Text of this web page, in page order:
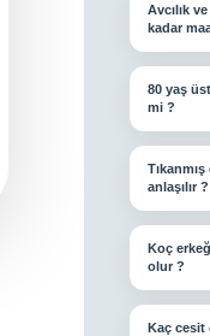
Avcılık
kadar
80 yaş
mi ?
anlaşılır ?
Koç
olur ?
Kaç cesit